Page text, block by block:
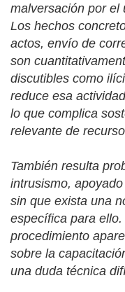
malversación por el
Los hechos
actos, envío de
son
discutibles como
reduce esa
lo que complica
relevante de
También resulta
intrusismo,
sin que exista una
específica para
procedimiento
sobre la
una duda técnica